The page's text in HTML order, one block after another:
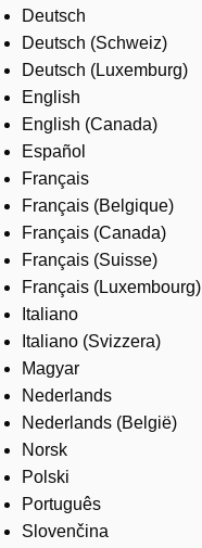
About us
Where to buy
Contact us
Careers
Deutsch
Deutsch (Schweiz)
Deutsch (Luxemburg)
English
English (Canada)
Español
Français
Français (Belgique)
Français (Canada)
Français (Suisse)
Français (Luxembourg)
Italiano
Italiano (Svizzera)
Magyar
Nederlands
Nederlands (België)
Norsk
Polski
Português
Slovenčina